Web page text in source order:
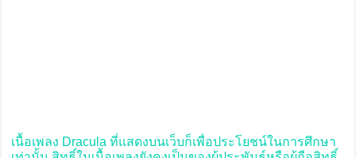
เนื้อเพลง Dracula ที่แสดงบนเว็บก็เพื่อประโยชน์ในการศึกษา